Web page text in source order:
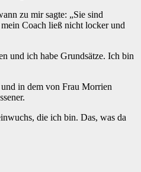
zu mir sagte: „Sie sind
Coach ließ nicht locker und
und ich habe Grundsätze. Ich bin
in dem von Frau Morrien
die ich bin. Das, was da